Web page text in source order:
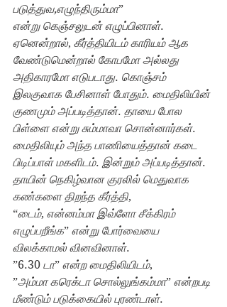
படுத்துவ,எழுந்திரும்மா”
என்று கெஞ்சலுடன் எழுப்பினாள்.
ஏனென்றால், கீர்த்தியிடம் காரியம் ஆக
வேண்டுமென்றால் கோபமோ அல்லது
அதிகாரமோ எடுபடாது. கொஞ்சம்
இலகுவாக பேசினாள் போதும். மைதிலியின்
குணமும் அப்படித்தான். தாயை போல
பிள்ளை என்று சும்மாவா சொன்னார்கள்.
மைதிலியும் அந்த பாணியைத்தான் கடை
பிடிப்பாள் மகளிடம். இன்றும் அப்படித்தான்.
தாயின் நெகிழ்வான குரலில் மெதுவாக
கண்களை திறந்த கீர்த்தி,
“டைம், என்னம்மா இவ்ளோ சீக்கிரம்
எழுப்பறீங்க” என்று போர்வையை
விலக்காமல் வினவினாள்.
”6.30 டா” என்ற மைதிலியிடம்,
”அம்மா கரெக்டா சொல்லுங்கம்மா” என்றபடி
மீண்டும் படுக்கையில் புரண்டாள்.